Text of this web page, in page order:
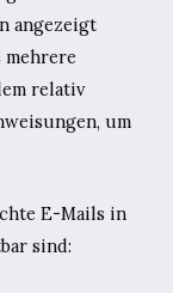
angezeigt
mehrere
relativ
um
E-Mails in
sind: